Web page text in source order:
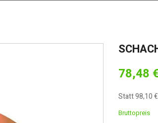
78,48
Statt 98,10 €
Bruttopreis